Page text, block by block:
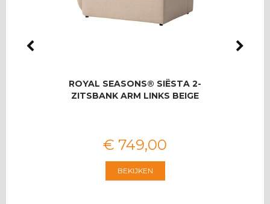
ROYAL SEASONS® SIËSTA 2-
ZITSBANK ARM LINKS BEIGE
€ 749,00
BEKIJKEN